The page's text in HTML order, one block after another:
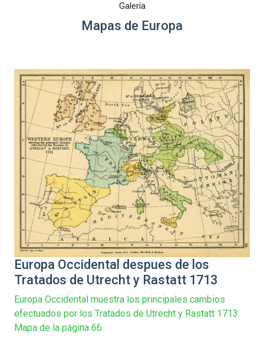
Galería
Mapas de Europa
Europa Occidental despues de los
Tratados de Utrecht y Rastatt 1713
Europa Occidental muestra los principales cambios
efectuados por los Tratados de Utrecht y Rastatt 1713.
Mapa de la página 66.